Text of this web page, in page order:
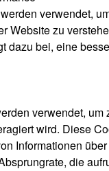
verwendet,
Website zu
dazu bei, eine
verwendet, um
wird. Diese
Informationen
die